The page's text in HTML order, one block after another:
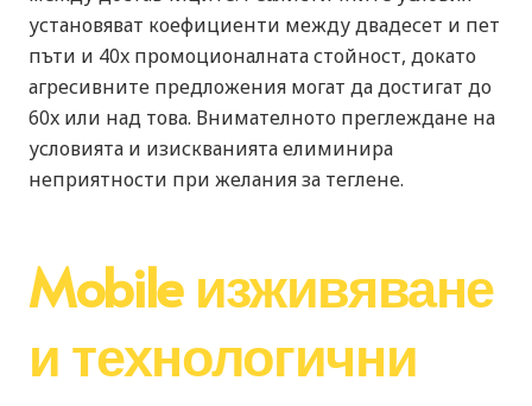
установяват коефициенти между двадесет и пет
пъти и 40x промоционалната стойност, докато
агресивните предложения могат да достигат до
60x или над това. Внимателното преглеждане на
условията и изискванията елиминира
неприятности при желания за теглене.
Mobile изживяване
и технологични